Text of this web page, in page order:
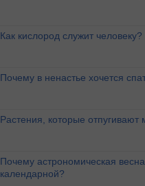
Как кислород служит человеку?
Почему в ненастье хочется
Растения, которые отпугивают
Почему астрономическая
календарной?